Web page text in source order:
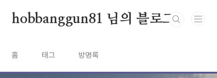
hobbanggun81 님의 블로그
홈 태그 방명록